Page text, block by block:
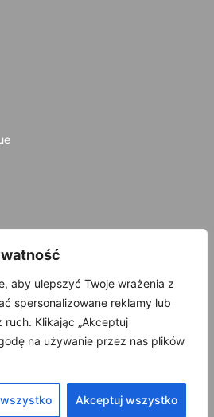
aby ulepszyć Twoje wrażenia z
spersonalizowane reklamy lub
Klikając „Akceptuj
na używanie przez nas plików
Akceptuj wszystko